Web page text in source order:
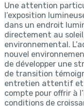
Une attention
l’exposition
dans un endroit
directement au
environnemental.
nouvel
de développer une
de transition
entretien attentif et
compte pour offrir à
conditions de